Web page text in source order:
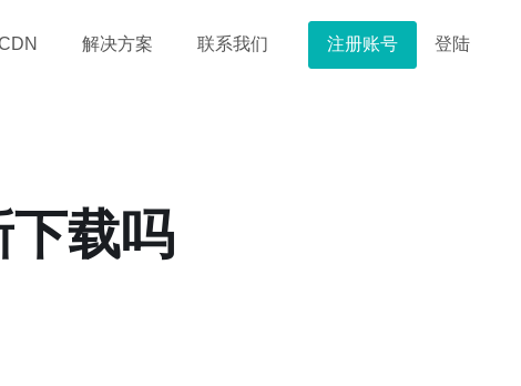
解决方案 联系我们 注册账号 登陆
载吗